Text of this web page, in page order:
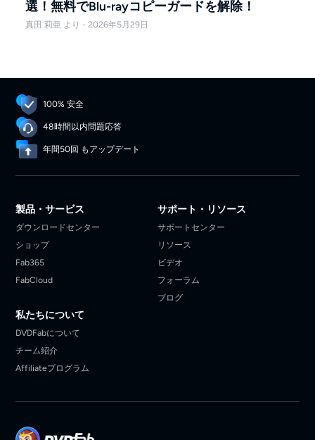
選！無料でBlu-rayコピーガードを解除！
真田 莉亜 より - 2026年5月29日
100% 安全
48時間以内問題応答
年間50回 もアップデート
製品・サービス
ダウンロードセンター
ショップ
Fab365
FabCloud
サポート・リソース
サポートセンター
リソース
ビデオ
フォーラム
ブログ
私たちについて
DVDFabについて
チーム紹介
Affiliateプログラム